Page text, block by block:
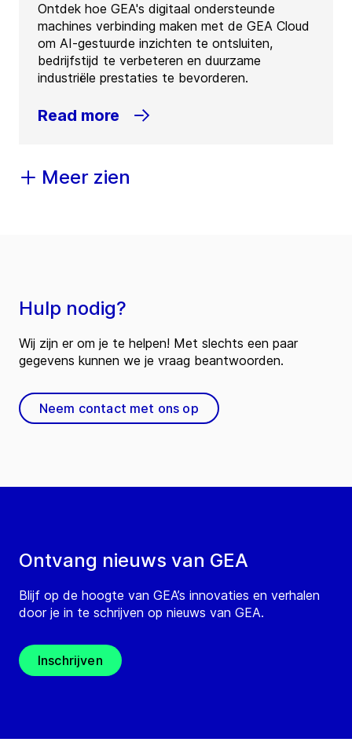
Ontdek hoe GEA's digitaal ondersteunde
machines verbinding maken met de GEA Cloud
om AI-gestuurde inzichten te ontsluiten,
bedrijfstijd te verbeteren en duurzame
industriële prestaties te bevorderen.
Read more
Meer zien
Ontvang nieuws van GEA
Blijf op de hoogte van GEA’s innovaties en verhalen
door je in te schrijven op nieuws van GEA.
Inschrijven
Hulp nodig?
Wij zijn er om je te helpen! Met slechts een paar
gegevens kunnen we je vraag beantwoorden.
Neem contact met ons op